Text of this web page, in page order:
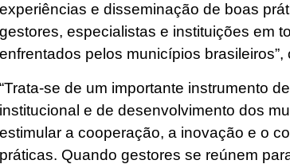
experiências e disseminação de boas
gestores, especialistas e instituições em
enfrentados pelos municípios
“Trata-se de um importante instrumento
institucional e de desenvolvimento dos
estimular a cooperação, a inovação e o
práticas. Quando gestores se reúnem